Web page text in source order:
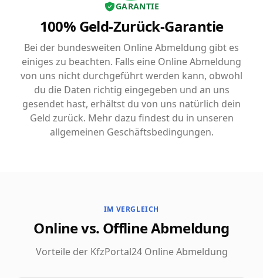
GARANTIE
100% Geld-Zurück-Garantie
Bei der bundesweiten Online Abmeldung gibt es
einiges zu beachten. Falls eine Online Abmeldung
von uns nicht durchgeführt werden kann, obwohl
du die Daten richtig eingegeben und an uns
gesendet hast, erhältst du von uns natürlich dein
Geld zurück. Mehr dazu findest du in unseren
allgemeinen Geschäftsbedingungen.
IM VERGLEICH
Online vs. Offline Abmeldung
Vorteile der KfzPortal24 Online Abmeldung